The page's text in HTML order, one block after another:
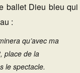
ballet Dieu bleu qui
:
qu’avec ma
place de la
le spectacle.